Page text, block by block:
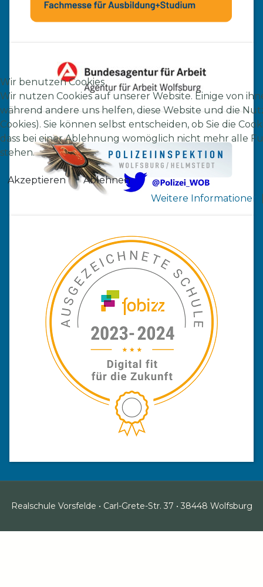
Realschule Vorsfelde • Carl-Grete-Str. 37 • 38448 Wolfsburg
Wir benutzen Cookies
Wir nutzen Cookies auf unserer Website. Einige von
während andere uns helfen, diese Website und die
Cookies). Sie können selbst entscheiden, ob Sie die
dass bei einer Ablehnung womöglich nicht mehr alle
stehen.
Akzeptieren
Ablehnen
Weitere Informationen